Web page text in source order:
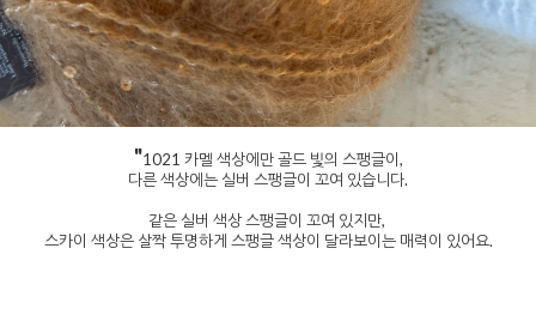
"1021 카멜 색상에만 골드 빛의 스팽글이,
다른 색상에는 실버 스팽글이 꼬여 있습니다.
같은 실버 색상 스팽글이 꼬여 있지만,
스카이 색상은 살짝 투명하게 스팽글 색상이 달라보이는 매력이 있어요.